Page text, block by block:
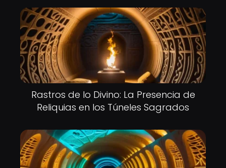
Rastros de lo Divino: La Presencia de
Reliquias en los Túneles Sagrados